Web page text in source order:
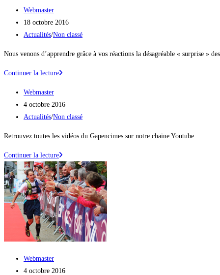
Auteur/autrice
de
la
Webmaster
Publication
publiée :
18 octobre 2016
Post
Actualités/Non classé
Nous venons d’apprendre grâce à vos réactions la désagréable « surprise »
Continuer la lectureVos
Auteur/autrice
de
la
Webmaster
Publication
publiée :
4 octobre 2016
Post
Actualités/Non classé
Retrouvez toutes les vidéos du Gapencimes sur notre chaine Youtube
Continuer la lectureLa
vidéo
du
Gapencimes
2016
Auteur/autrice
de
Webmaster
Publication
4 octobre 2016